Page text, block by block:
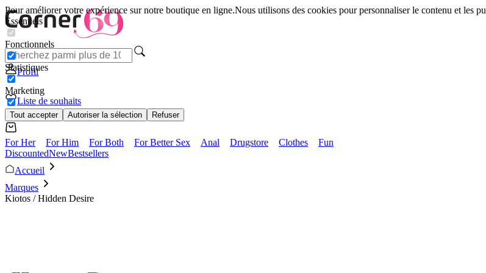
Pour améliorer votre expérience sur notre boutique en ligne.Nous utilisons des cookies pour personnaliser le contenu et les
Essentiels
Fonctionnels
Statistiques
Marketing
Tout accepter Autoriser la sélection Refuser
Profil
Liste de souhaits
For Her For Him For Both For Better Sex Anal Drugstore Clothes
Fun
DiscountedNewBestsellers
Accueil
Marques
Kiotos / Hidden Desire